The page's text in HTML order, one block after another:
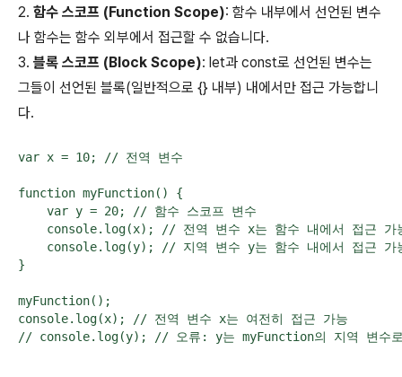
2. 함수 스코프 (Function Scope): 함수 내부에서 선언된 변수
나 함수는 함수 외부에서 접근할 수 없습니다.
3. 블록 스코프 (Block Scope): let과 const로 선언된 변수는
그들이 선언된 블록(일반적으로 {} 내부) 내에서만 접근 가능합니
다.
var x = 10; // 전역 변수
function myFunction() {
    var y = 20; // 함수 스코프 변수
console.log(x); // 전역 변수 x는 함수 내에서 접근 가
console.log(y); // 지역 변수 y는 함수 내에서 접근 가
}
myFunction();
console.log(x); // 전역 변수 x는 여전히 접근 가능
// console.log(y); // 오류: y는 myFunction의 지역 변수로